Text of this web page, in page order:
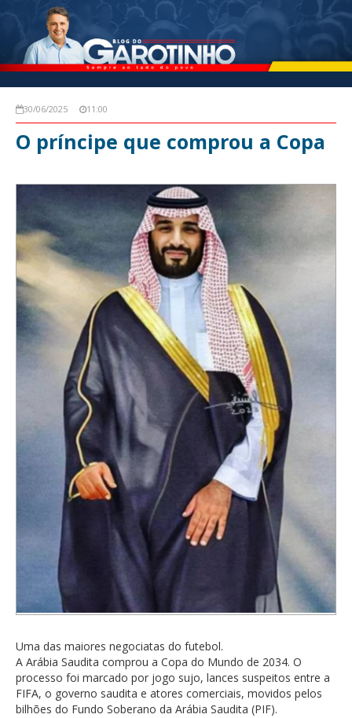
30/06/2025 11:00
O príncipe que comprou a Copa
Uma das maiores negociatas do futebol.
A Arábia Saudita comprou a Copa do Mundo de 2034. O
processo foi marcado por jogo sujo, lances suspeitos entre a
FIFA, o governo saudita e atores comerciais, movidos pelos
bilhões do Fundo Soberano da Arábia Saudita (PIF).